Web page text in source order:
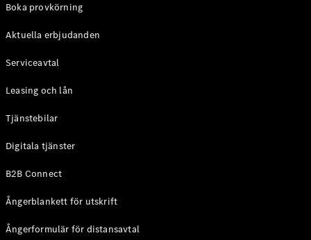
Konfigurator
Mercedes-
Benz Online
Coupé
CLE Coupé
AMG GT
Boka provkörning
Aktuella erbjudanden
Serviceavtal
Leasing och lån
Tjänstebilar
Digitala tjänster
B2B Connect
Ångerblankett för utskrift
Ångerformulär för distansavtal